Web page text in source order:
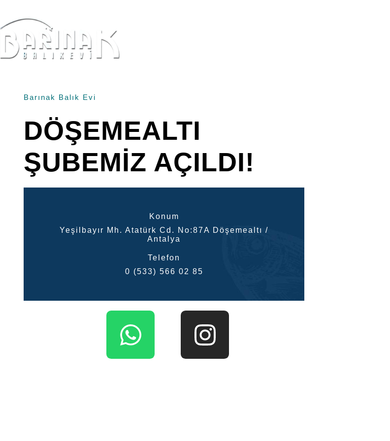
Barınak Balık Evi
DÖŞEMEALTI
ŞUBEMIZ AÇILDI!
Konum
Yeşilbayır Mh. Atatürk Cd. No:87A Döşemealtı /
Antalya
Telefon
0 (533) 566 02 85